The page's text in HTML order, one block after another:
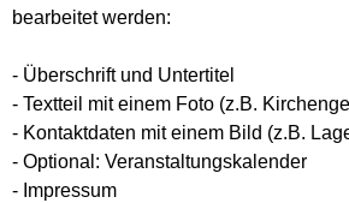
bearbeitet werden:
- Überschrift und Untertitel
- Textteil mit einem Foto (z.B.
- Kontaktdaten mit einem Bild (z.B.
- Optional: Veranstaltungskalender
- Impressum